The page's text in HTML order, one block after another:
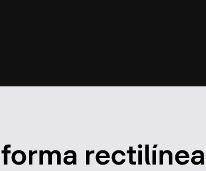
forma